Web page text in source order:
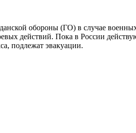
обороны (ГО) в случае
действий. Пока в России
подлежат эвакуации.